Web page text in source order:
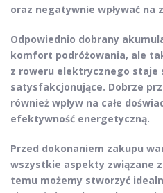
oraz negatywnie wpływać na
Odpowiednio dobrany
komfort podróżowania, ale
z roweru elektrycznego staje
satysfakcjonujące. Dobrze
również wpływ na całe
efektywność energetyczną.
Przed dokonaniem zakupu
wszystkie aspekty związane
temu możemy stworzyć